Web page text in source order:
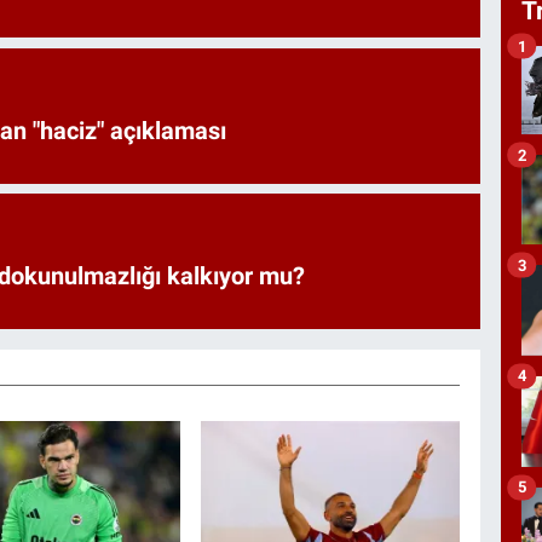
"haciz" açıklaması
kalkıyor mu?
1
2
3
4
5